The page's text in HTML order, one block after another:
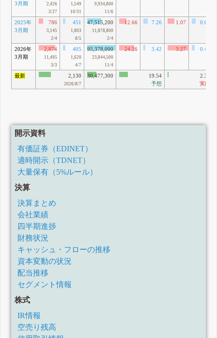
3月期
2,426
3/27
1,549
10/31
9,934,800
11/6
2025年
3月期
786
3,145
2/4
451
1,803
8/5
47,515,200
11,878,800
2/4
12.66 7.26 1.07 0.61
2026年
3月期
2,874
11,495
3/3
405
1,620
4/7
95,378,000
23,844,500
11/4
24.26 3.42 3.27 0.46
最新 2,130
2026/8/7
30,477,300
19.54
予想
2.34
実績
開示資料
有価証券（EDINET）
適時開示（TDNET）
大量保有（5%ルール）
決算
決算まとめ
会社業績
四半期進捗
財務状況
キャッシュ・フローの推移
資本変動の状況
配当推移
セグメント情報
株式
IR情報
空売り残高